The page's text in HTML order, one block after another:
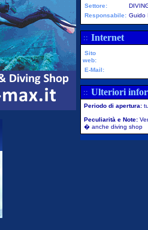
Settore:
Responsabile: Guido
:: Internet
Sito
web:
E-Mail:
:: Ulteriori
Periodo di apertura:
Peculiarità e Note:
� anche diving shop